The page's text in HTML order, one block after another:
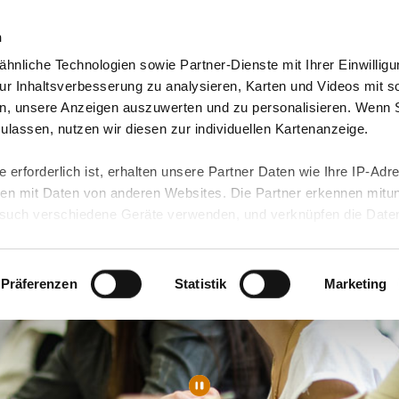
Technologien sowie Partner-Dienste mit Ihrer
Inhaltsverbesserung zu analysieren, Karten und Videos mit
unsere Anzeigen auszuwerten und zu personalisieren. Wenn
nutzen wir diesen zur individuellen Kartenanzeige.
erforderlich ist, erhalten unsere Partner Daten wie Ihre IP-
mit Daten von anderen Websites. Die Partner erkennen
verschiedene Geräte verwenden, und verknüpfen die Daten
ist kein der EU gleichwertiges Datenschutzniveau
Daten führen kann.
unserenDatenschutzhinweisenund in unsererCookie-
Funktionen für diese Zwecke aktiviert sind, müssen Sie
können mittels nachfolgender Buttons über Ihre Einwilligung für
erteilte Einwilligung stets für die Zukunft widerrufen. Bitte
Präferenzen Statistik Marketing
Video-Blog & Presse Freie Jobs & mehr